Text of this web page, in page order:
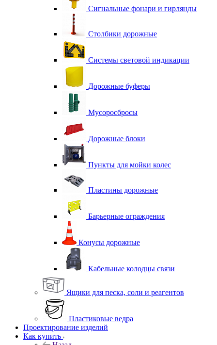
Сигнальные фонари и гирлянды
Столбики дорожные
Системы световой индикации
Дорожные буферы
Мусоросбросы
Дорожные блоки
Пункты для мойки колес
Пластины дорожные
Барьерные ограждения
Конусы дорожные
Кабельные колодцы связи
Ящики для песка, соли и реагентов
Пластиковые ведра
Проектирование изделий
Как купить